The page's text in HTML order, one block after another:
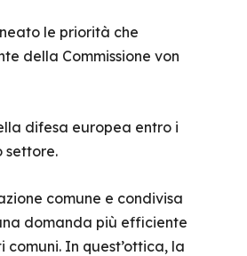
le priorità che
della Commissione von
difesa europea entro i
settore.
comune e condivisa
domanda più efficiente
In quest’ottica, la